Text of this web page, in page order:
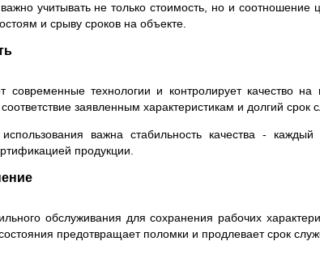
учитывать не только стоимость, но и
и срыву сроков на объекте.
современные технологии и контролирует качество
заявленным характеристикам и долгий срок
важна стабильность качества -
продукции.
обслуживания для сохранения рабочих
предотвращает поломки и продлевает срок